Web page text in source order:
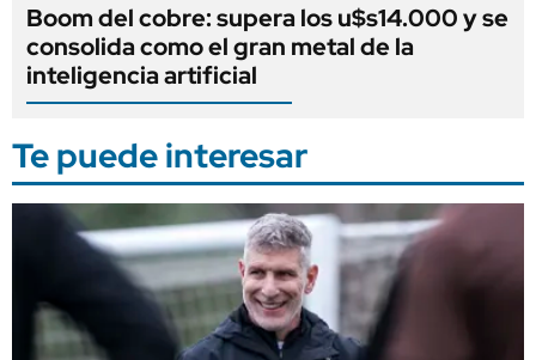
Boom del cobre: supera los u$s14.000 y se
consolida como el gran metal de la
inteligencia artificial
Te puede interesar